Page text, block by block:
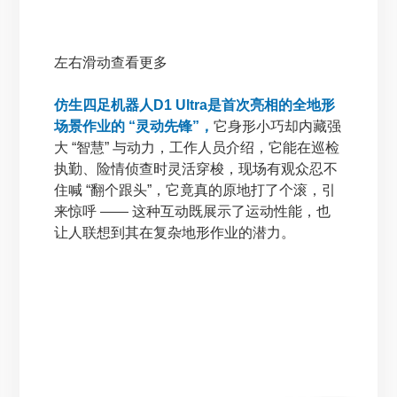
左右滑动查看更多
仿生四足机器人D1 Ultra是首次亮相的全地形
场景作业的 “灵动先锋”，它身形小巧却内藏强
大 “智慧” 与动力，工作人员介绍，它能在巡检
执勤、险情侦查时灵活穿梭，现场有观众忍不
住喊 “翻个跟头”，它竟真的原地打了个滚，引
来惊呼 —— 这种互动既展示了运动性能，也
让人联想到其在复杂地形作业的潜力。